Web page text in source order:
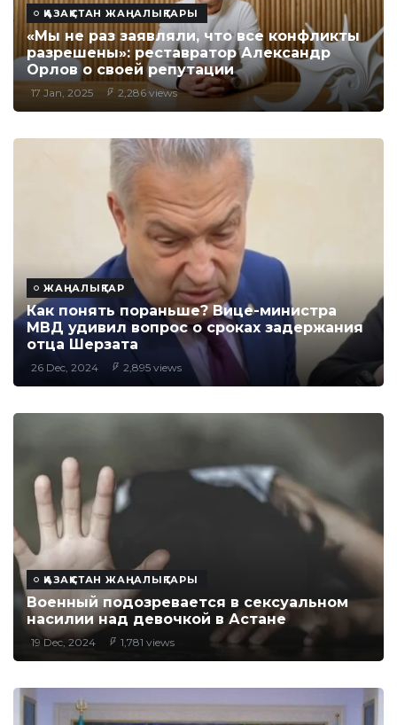
ҚАЗАҚСТАН ЖАҢАЛЫҚТАРЫ
«Мы не раз заявляли, что все конфликты
разрешены»: реставратор Александр
Орлов о своей репутации
17 Jan, 2025 2,286 views
ЖАҢАЛЫҚТАР
Как понять пораньше? Вице-министра
МВД удивил вопрос о сроках задержания
отца Шерзата
26 Dec, 2024 2,895 views
ҚАЗАҚСТАН ЖАҢАЛЫҚТАРЫ
Военный подозревается в сексуальном
насилии над девочкой в Астане
19 Dec, 2024 1,781 views